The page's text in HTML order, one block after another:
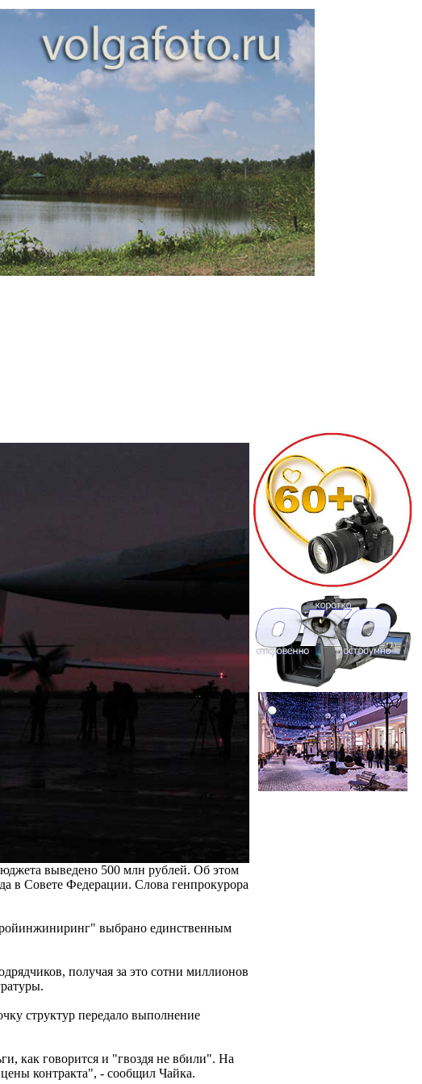
выведено 500 млн рублей. Об этом
в Совете Федерации. Слова генпрокурора
выбрано единственным
получая за это сотни миллионов
структур передало выполнение
как говорится и "гвоздя не вбили". На
контракта", - сообщил Чайка.